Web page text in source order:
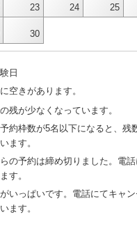
23 24 25
30
日
空きがあります。
残が少なくなっています。
約枠数が5名以下になると、残
ます。
らの予約は締め切りました。電
す。
がいっぱいです。電話にてキャ
ます。